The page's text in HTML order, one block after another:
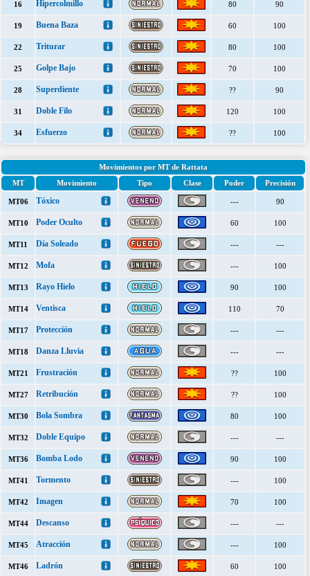
16 Hipercolmillo 80 90
19 Buena Baza 60 100
22 Triturar 80 100
25 Golpe Bajo 70 100
28 Superdiente ?? 90
31 Doble Filo 120 100
34 Esfuerzo ?? 100
Movimientos por MT de Rattata
MT
Movimiento Tipo Clase Poder Precisión
MT06 Tóxico --- 90
MT10 Poder Oculto 60 100
MT11 Día Soleado --- ---
MT12 Mofa --- 100
MT13 Rayo Hielo 90 100
MT14 Ventisca 110 70
MT17 Protección --- ---
MT18 Danza Lluvia --- ---
MT21 Frustración ?? 100
MT27 Retribución ?? 100
MT30 Bola Sombra 80 100
MT32 Doble Equipo --- ---
MT36 Bomba Lodo 90 100
MT41 Tormento --- 100
MT42 Imagen 70 100
MT44 Descanso --- ---
MT45 Atracción --- 100
MT46 Ladrón 60 100